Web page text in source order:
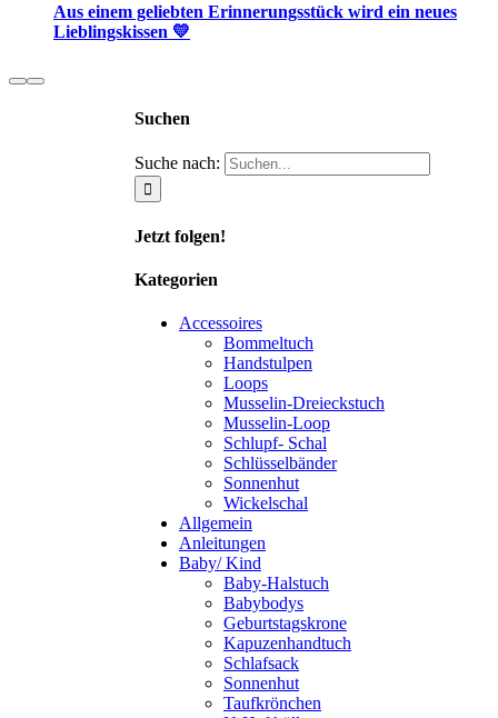
Aus einem geliebten Erinnerungsstück wird ein neues
Lieblingskissen 💛
Suchen
Suche nach:
Jetzt folgen!
Kategorien
Accessoires
Bommeltuch
Handstulpen
Loops
Musselin-Dreieckstuch
Musselin-Loop
Schlupf- Schal
Schlüsselbänder
Sonnenhut
Wickelschal
Allgemein
Anleitungen
Baby/ Kind
Baby-Halstuch
Babybodys
Geburtstagskrone
Kapuzenhandtuch
Schlafsack
Sonnenhut
Taufkrönchen